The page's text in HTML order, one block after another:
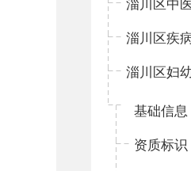
淄川区中
基础信息
资质标识